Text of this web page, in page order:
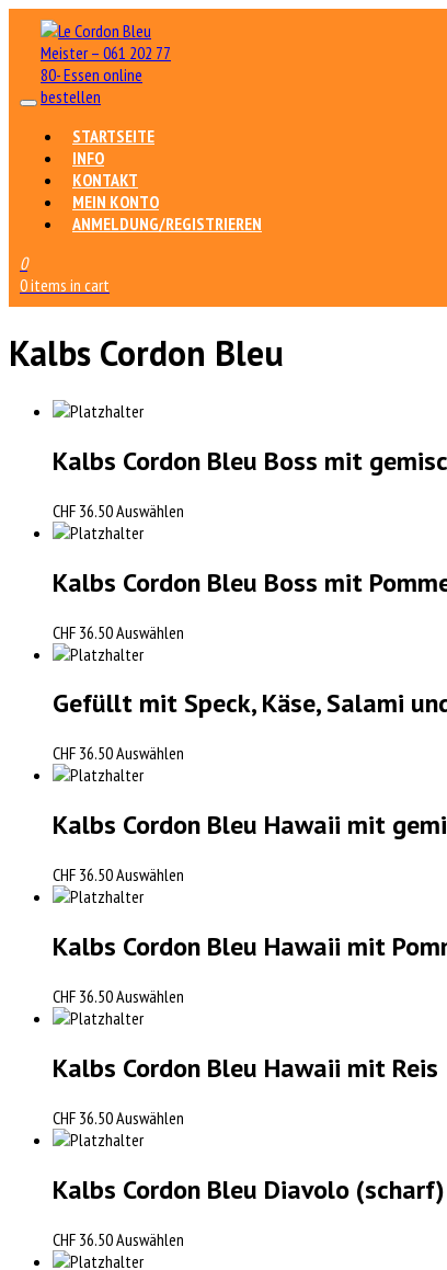
STARTSEITE
INFO
KONTAKT
MEIN KONTO
ANMELDUNG/REGISTRIEREN
0
0 items in cart
Kalbs Cordon Bleu
Kalbs Cordon Bleu Boss mit
CHF 36.50Auswählen
Kalbs Cordon Bleu Boss mit
CHF 36.50Auswählen
Gefüllt mit Speck, Käse, Salami
CHF 36.50Auswählen
Kalbs Cordon Bleu Hawaii mit
CHF 36.50Auswählen
Kalbs Cordon Bleu Hawaii mit
CHF 36.50Auswählen
Kalbs Cordon Bleu Hawaii mit Reis
CHF 36.50Auswählen
Kalbs Cordon Bleu Diavolo
CHF 36.50Auswählen